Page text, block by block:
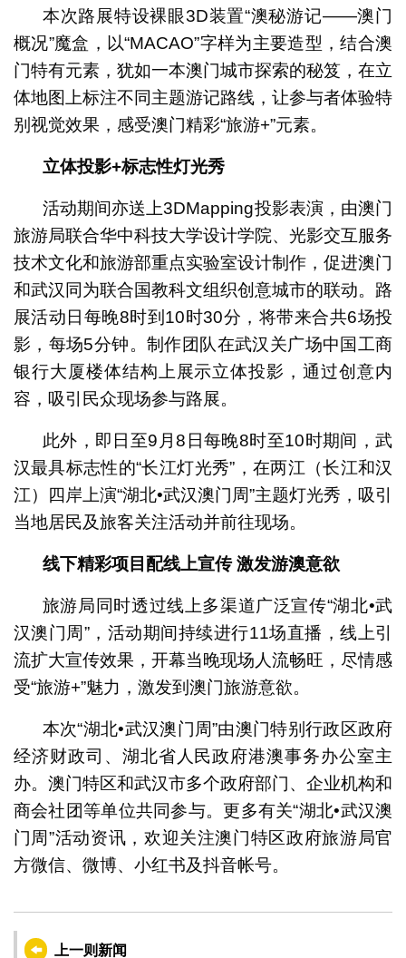
本次路展特设裸眼3D装置“澳秘游记——澳门
概况”魔盒，以“MACAO”字样为主要造型，结合澳
门特有元素，犹如一本澳门城市探索的秘笈，在立
体地图上标注不同主题游记路线，让参与者体验特
别视觉效果，感受澳门精彩“旅游+”元素。
立体投影+标志性灯光秀
活动期间亦送上3DMapping投影表演，由澳门
旅游局联合华中科技大学设计学院、光影交互服务
技术文化和旅游部重点实验室设计制作，促进澳门
和武汉同为联合国教科文组织创意城市的联动。路
展活动日每晚8时到10时30分，将带来合共6场投
影，每场5分钟。制作团队在武汉关广场中国工商
银行大厦楼体结构上展示立体投影，通过创意内
容，吸引民众现场参与路展。
此外，即日至9月8日每晚8时至10时期间，武
汉最具标志性的“长江灯光秀”，在两江（长江和汉
江）四岸上演“湖北•武汉澳门周”主题灯光秀，吸引
当地居民及旅客关注活动并前往现场。
线下精彩项目配线上宣传 激发游澳意欲
旅游局同时透过线上多渠道广泛宣传“湖北•武
汉澳门周”，活动期间持续进行11场直播，线上引
流扩大宣传效果，开幕当晚现场人流畅旺，尽情感
受“旅游+”魅力，激发到澳门旅游意欲。
本次“湖北•武汉澳门周”由澳门特别行政区政府
经济财政司、湖北省人民政府港澳事务办公室主
办。澳门特区和武汉市多个政府部门、企业机构和
商会社团等单位共同参与。更多有关“湖北•武汉澳
门周”活动资讯，欢迎关注澳门特区政府旅游局官
方微信、微博、小红书及抖音帐号。
上一则新闻